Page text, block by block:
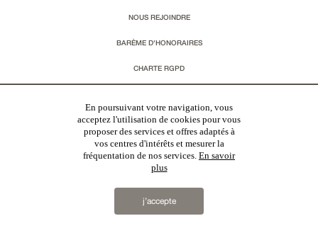
NOUS REJOINDRE
BARÈME D'HONORAIRES
CHARTE RGPD
Vous souhaitez recevoir nos lettres d'information ?
En poursuivant votre navigation, vous
acceptez l'utilisation de cookies pour vous
proposer des services et offres adaptés à
vos centres d'intérêts et mesurer la
fréquentation de nos services. En savoir
plus
j’accepte